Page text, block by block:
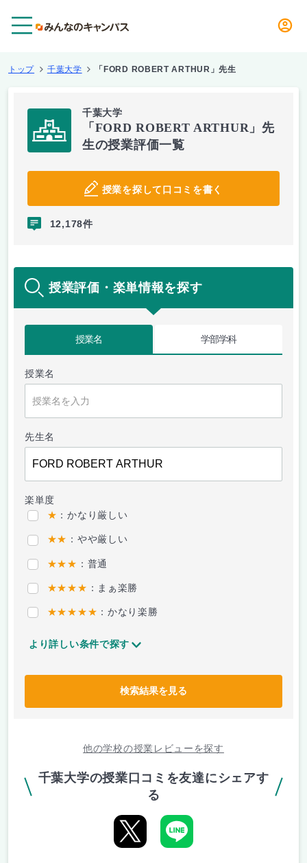
トップ 千葉大学 「FORD ROBERT ARTHUR」先生
千葉大学
「FORD ROBERT ARTHUR」先
生の授業評価一覧
授業を探して口コミを書く
12,178件
授業評価・楽単情報を探す
授業名 学部学科
授業名
先生名
楽単度
★ ：かなり厳しい
★★ ：やや厳しい
★★★ ：普通
★★★★ ：まぁ楽勝
★★★★★ ：かなり楽勝
より詳しい条件で探す
検索結果を見る
他の学校の授業レビューを探す
千葉大学の授業口コミを友達にシェアす
る